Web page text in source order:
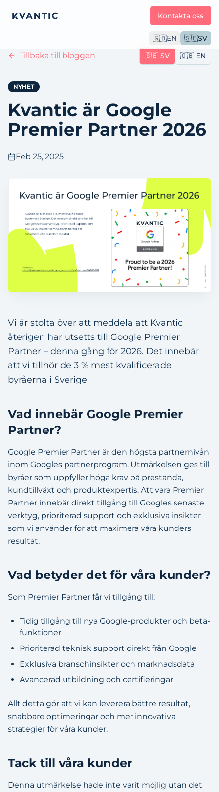
Kontakta oss
🇬🇧EN 🇸🇪SV
Tillbaka till bloggen 🇸🇪 SV 🇬🇧 EN
NYHET
Kvantic är Google
Premier Partner 2026
Feb 25, 2025
Vi är stolta över att meddela att Kvantic
återigen har utsetts till Google Premier
Partner – denna gång för 2026. Det innebär
att vi tillhör de 3 % mest kvalificerade
byråerna i Sverige.
Vad innebär Google Premier
Partner?
Google Premier Partner är den högsta partnernivån
inom Googles partnerprogram. Utmärkelsen ges till
byråer som uppfyller höga krav på prestanda,
kundtillväxt och produktexpertis. Att vara Premier
Partner innebär direkt tillgång till Googles senaste
verktyg, prioriterad support och exklusiva insikter
som vi använder för att maximera våra kunders
resultat.
Vad betyder det för våra kunder?
Som Premier Partner får vi tillgång till:
Tidig tillgång till nya Google-produkter och beta-
funktioner
Prioriterad teknisk support direkt från Google
Exklusiva branschinsikter och marknadsdata
Avancerad utbildning och certifieringar
Allt detta gör att vi kan leverera bättre resultat,
snabbare optimeringar och mer innovativa
strategier för våra kunder.
Tack till våra kunder
Denna utmärkelse hade inte varit möjlig utan det